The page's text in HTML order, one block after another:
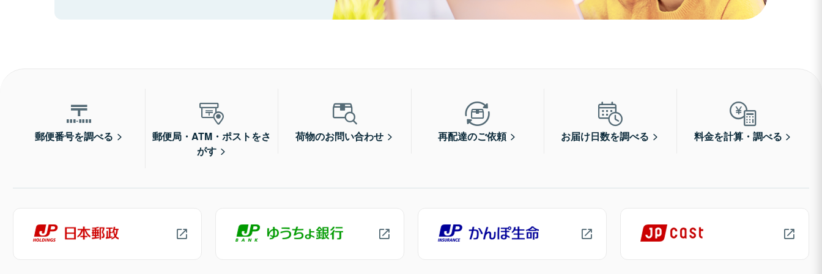
郵便番号を調べる
郵便局・ATM・ポストをさ
がす
荷物のお問い合わせ 再配達のご依頼 お届け日数を調べる 料金を計算・調べる